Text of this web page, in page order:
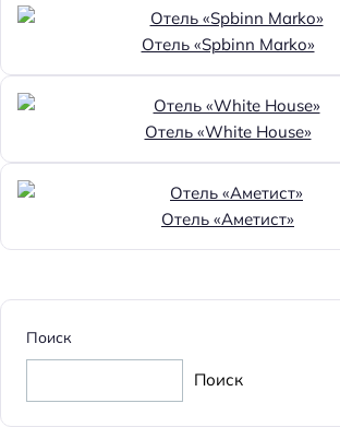
Детская площадка
Бизнес-услуги
Конференц-зал
Общая информация
Дата постройки: 2022
Площадь территории: 7500
Обязательный депозит
Способ оплаты: наличными
Отель «Spbinn Marko»
Отель «White House»
Отель «Аметист»
Поиск
Поиск